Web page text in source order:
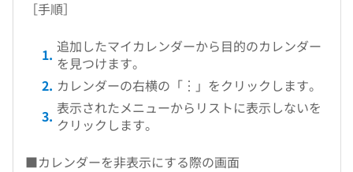
［手順］
追加したマイカレンダーから目的のカレンダー
を見つけます。
カレンダーの右横の「︙」をクリックします。
表示されたメニューからリストに表示しないを
クリックします。
■カレンダーを非表示にする際の画面